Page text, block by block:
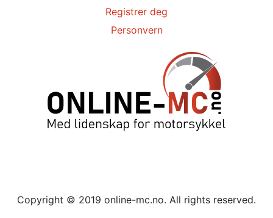
Registrer deg
Personvern
Copyright © 2019 online-mc.no. All rights reserved.